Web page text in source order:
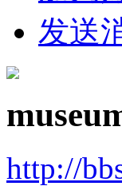
发送
http://